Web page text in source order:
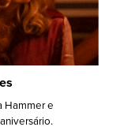
Hammer e